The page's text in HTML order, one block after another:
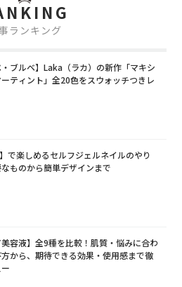
ランキング
・ブルベ】Laka（ラカ）の新作「マキシ
ティント」全20色をスウォッチつきレ
】で楽しめるセルフジェルネイルのやり
ものから簡単デザインまで
美容液】全9種を比較！肌質・悩みに合わ
から、期待できる効果・使用感まで徹